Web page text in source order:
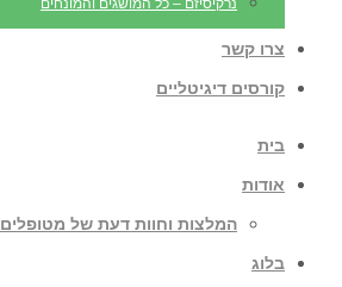
נרקיסיזם – כל המושגים והמונחים
צרו קשר
קורסים דיגיטליים
בית
אודות
המלצות וחוות דעת של מטופלים
בלוג